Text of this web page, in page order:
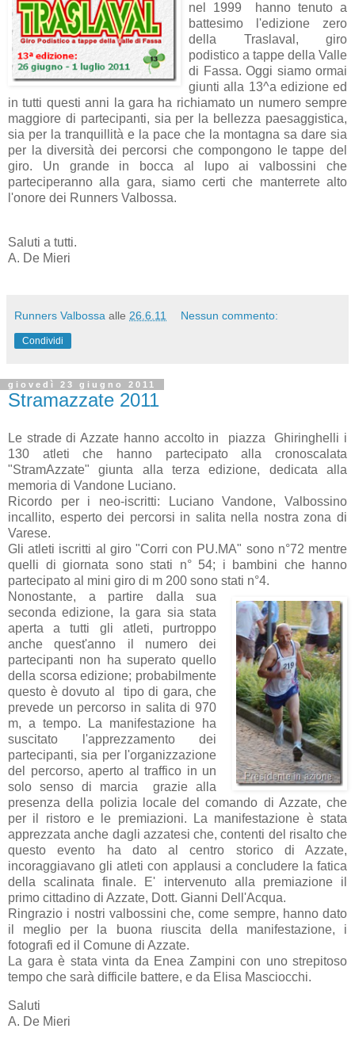
nel 1999 hanno tenuto a
battesimo l'edizione zero
della Traslaval, giro
podistico a tappe della Valle
di Fassa. Oggi siamo ormai
giunti alla 13^a edizione ed
in tutti questi anni la gara ha richiamato un numero sempre
maggiore di partecipanti, sia per la bellezza paesaggistica,
sia per la tranquillità e la pace che la montagna sa dare sia
per la diversità dei percorsi che compongono le tappe del
giro. Un grande in bocca al lupo ai valbossini che
parteciperanno alla gara, siamo certi che manterrete alto
l'onore dei Runners Valbossa.
Saluti a tutti.
A. De Mieri
Runners Valbossa alle 26.6.11 Nessun commento:
Condividi
giovedì 23 giugno 2011
Stramazzate 2011
Le strade di Azzate hanno accolto in piazza Ghiringhelli i
130 atleti che hanno partecipato alla cronoscalata
"StramAzzate" giunta alla terza edizione, dedicata alla
memoria di Vandone Luciano.
Ricordo per i neo-iscritti: Luciano Vandone, Valbossino
incallito, esperto dei percorsi in salita nella nostra zona di
Varese.
Gli atleti iscritti al giro "Corri con PU.MA" sono n°72 mentre
quelli di giornata sono stati n° 54; i bambini che hanno
partecipato al mini giro di m 200 sono stati n°4.
Nonostante, a partire dalla sua
seconda edizione, la gara sia stata
aperta a tutti gli atleti, purtroppo
anche quest'anno il numero dei
partecipanti non ha superato quello
della scorsa edizione; probabilmente
questo è dovuto al tipo di gara, che
prevede un percorso in salita di 970
m, a tempo. La manifestazione ha
suscitato l'apprezzamento dei
partecipanti, sia per l'organizzazione
del percorso, aperto al traffico in un
solo senso di marcia grazie alla
presenza della polizia locale del comando di Azzate, che
per il ristoro e le premiazioni. La manifestazione è stata
apprezzata anche dagli azzatesi che, contenti del risalto che
questo evento ha dato al centro storico di Azzate,
incoraggiavano gli atleti con applausi a concludere la fatica
della scalinata finale. E' intervenuto alla premiazione il
primo cittadino di Azzate, Dott. Gianni Dell'Acqua.
Ringrazio i nostri valbossini che, come sempre, hanno dato
il meglio per la buona riuscita della manifestazione, i
fotografi ed il Comune di Azzate.
La gara è stata vinta da Enea Zampini con uno strepitoso
tempo che sarà difficile battere, e da Elisa Masciocchi.
Saluti
A. De Mieri